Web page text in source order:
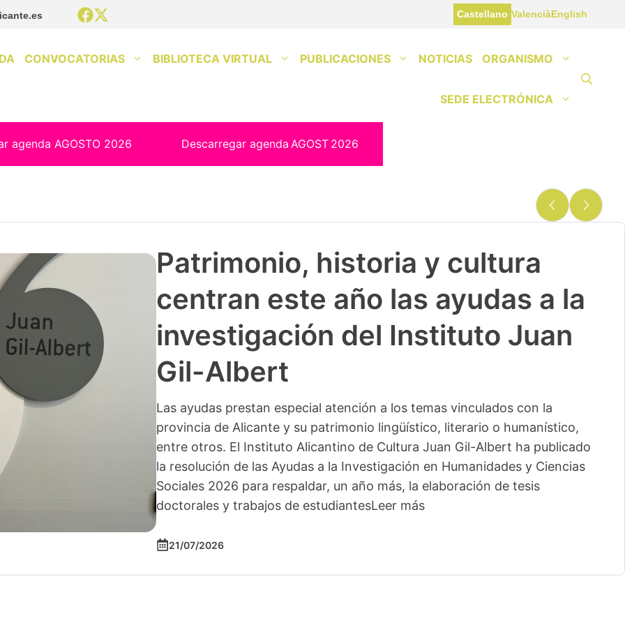
Castellano ValenciàEnglish
CONVOCATORIAS BIBLIOTECA VIRTUAL PUBLICACIONES NOTICIAS ORGANISMO
SEDE ELECTRÓNICA
agenda AGOSTO 2026 Descarregar agenda AGOST 2026
Patrimonio, historia y cultura
centran este año las ayudas a la
investigación del Instituto Juan
Gil-Albert
Las ayudas prestan especial atención a los temas vinculados con la
provincia de Alicante y su patrimonio lingüístico, literario o humanístico,
entre otros. El Instituto Alicantino de Cultura Juan Gil-Albert ha publicado
la resolución de las Ayudas a la Investigación en Humanidades y Ciencias
Sociales 2026 para respaldar, un año más, la elaboración de tesis
doctorales y trabajos de estudiantesLeer más
21/07/2026